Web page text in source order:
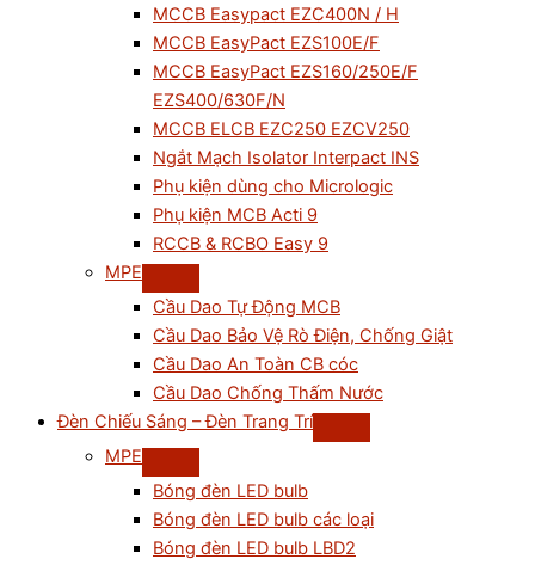
MCCB Easypact EZC400N / H
MCCB EasyPact EZS100E/F
MCCB EasyPact EZS160/250E/F
EZS400/630F/N
MCCB ELCB EZC250 EZCV250
Ngắt Mạch Isolator Interpact INS
Phụ kiện dùng cho Micrologic
Phụ kiện MCB Acti 9
RCCB & RCBO Easy 9
MPE
Cầu Dao Tự Động MCB
Cầu Dao Bảo Vệ Rò Điện, Chống Giật
Cầu Dao An Toàn CB cóc
Cầu Dao Chống Thấm Nước
Đèn Chiếu Sáng – Đèn Trang Trí
MPE
Bóng đèn LED bulb
Bóng đèn LED bulb các loại
Bóng đèn LED bulb LBD2